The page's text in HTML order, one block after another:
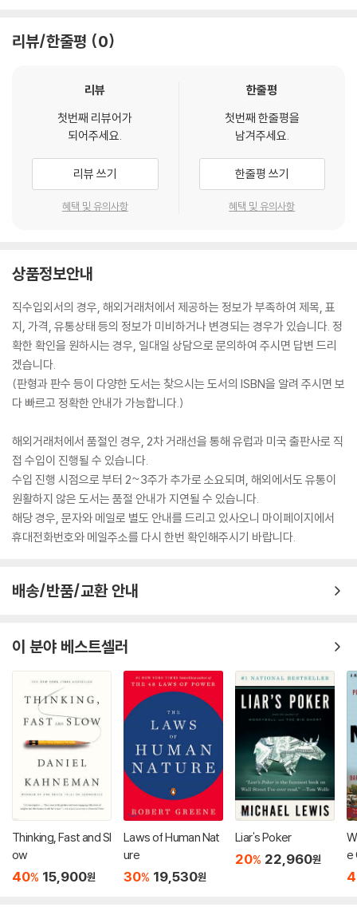
리뷰/한줄평 0
리뷰
첫번째 리뷰어가
되어주세요.
리뷰 쓰기
혜택 및 유의사항
한줄평
첫번째 한줄평을
남겨주세요.
한줄평 쓰기
혜택 및 유의사항
상품정보안내
직수입외서의 경우, 해외거래처에서 제공하는 정보가 부족하여 제목, 표
지, 가격, 유통상태 등의 정보가 미비하거나 변경되는 경우가 있습니다. 정
확한 확인을 원하시는 경우, 일대일 상담으로 문의하여 주시면 답변 드리
겠습니다.
(판형과 판수 등이 다양한 도서는 찾으시는 도서의 ISBN을 알려 주시면 보
다 빠르고 정확한 안내가 가능합니다.)
해외거래처에서 품절인 경우, 2차 거래선을 통해 유럽과 미국 출판사로 직
접 수입이 진행될 수 있습니다.
수입 진행 시점으로 부터 2~3주가 추가로 소요되며, 해외에서도 유통이
원활하지 않은 도서는 품절 안내가 지연될 수 있습니다.
해당 경우, 문자와 메일로 별도 안내를 드리고 있사오니 마이페이지에서
휴대전화번호와 메일주소를 다시 한번 확인해주시기 바랍니다.
배송/반품/교환 안내
이 분야 베스트셀러
Thinking, Fast and Sl
ow
40% 15,900원
Laws of Human Nat
ure
30% 19,530원
Liar's Poker
20% 22,960원
e